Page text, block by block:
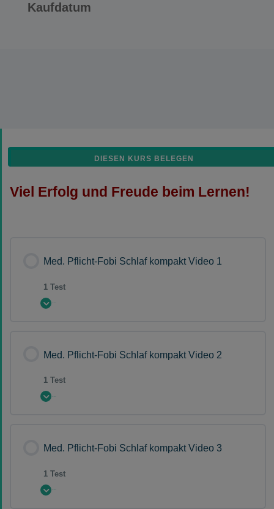
Kaufdatum
DIESEN KURS BELEGEN
Viel Erfolg und Freude beim Lernen!
Med. Pflicht-Fobi Schlaf kompakt Video 1
1 Test
Fragensammlung Med. Pflicht-Fobi Schlaf
Med. Pflicht-Fobi Schlaf kompakt Video 2
1 Test
Fragensammlung Med. Pflicht-Fobi Schlaf
Med. Pflicht-Fobi Schlaf kompakt Video 3
1 Test